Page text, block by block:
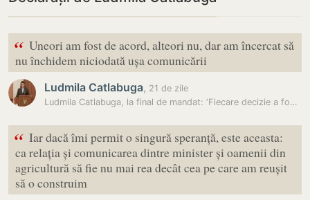
“ Uneori am fost de acord, alteori nu, dar am încercat să
nu închidem niciodată ușa comunicării
Ludmila Catlabuga, 21 de zile
Ludmila Catlabuga, la final de mandat: ‘Fiecare decizie a fost luată…
“ Iar dacă îmi permit o singură speranță, este aceasta:
ca relația și comunicarea dintre minister și oamenii din
agricultură să fie nu mai rea decât cea pe care am reușit
să o construim